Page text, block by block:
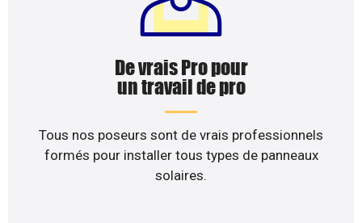
De vrais Pro pour
un travail de pro
Tous nos poseurs sont de vrais professionnels
formés pour installer tous types de panneaux
solaires.